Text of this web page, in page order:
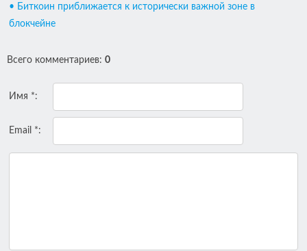
• Биткоин приближается к исторически важной зоне в
блокчейне
Всего комментариев: 0
Имя *:
Email *: